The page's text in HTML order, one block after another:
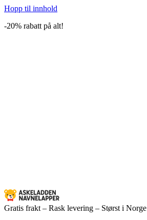
Hopp til innhold
-20% rabatt på alt!
Gratis frakt – Rask levering – Størst i Norge